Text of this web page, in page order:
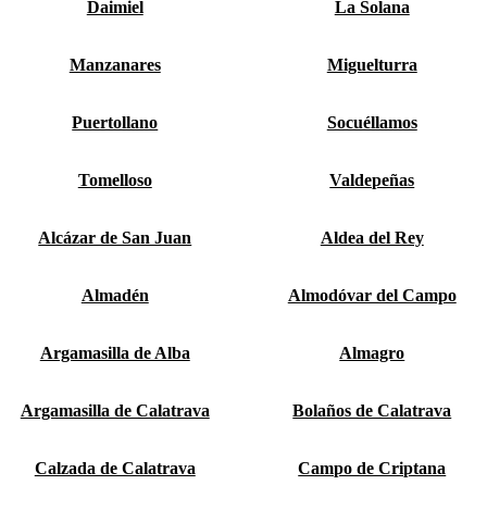
Daimiel La Solana
Manzanares Miguelturra
Puertollano Socuéllamos
Tomelloso Valdepeñas
Alcázar de San Juan Aldea del Rey
Almadén Almodóvar del Campo
Argamasilla de Alba Almagro
Argamasilla de Calatrava Bolaños de Calatrava
Calzada de Calatrava Campo de Criptana